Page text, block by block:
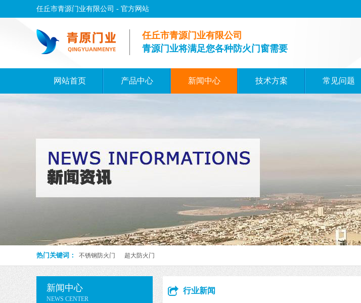
任丘市青源门业有限公司 - 官方网站
任丘市青源门业有限公司
青源门业将满足您各种防火门窗需要
网站首页 产品中心 新闻中心 技术方案 常见问题
热门关键词： 不锈钢防火门 超大防火门
新闻中心
NEWS CENTER
行业新闻